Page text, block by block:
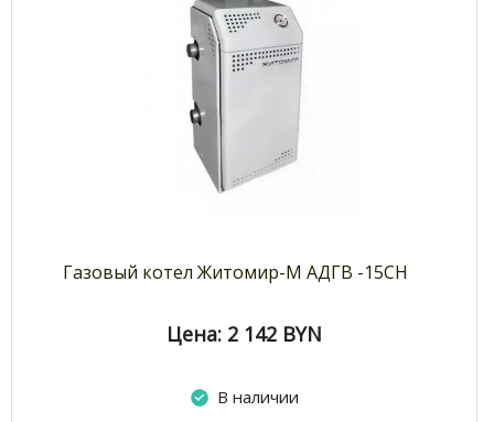
Газовый котел Житомир-М АДГВ -15СН
Цена: 2 142 BYN
В наличии